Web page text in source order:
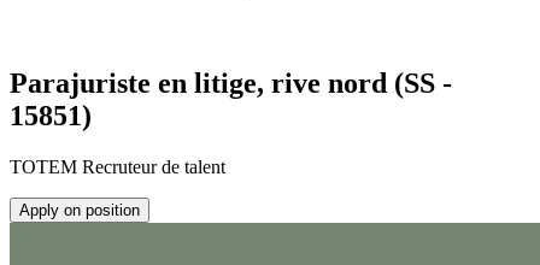
Parajuriste en litige, rive nord (SS -
15851)
TOTEM Recruteur de talent
Apply on position